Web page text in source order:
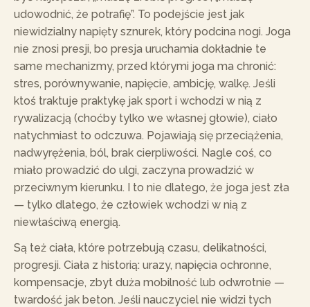
udowodnić, że potrafię”. To podejście jest jak
niewidzialny napięty sznurek, który podcina nogi. Joga
nie znosi presji, bo presja uruchamia dokładnie te
same mechanizmy, przed którymi joga ma chronić:
stres, porównywanie, napięcie, ambicję, walkę. Jeśli
ktoś traktuje praktykę jak sport i wchodzi w nią z
rywalizacją (choćby tylko we własnej głowie), ciało
natychmiast to odczuwa. Pojawiają się przeciążenia,
nadwyrężenia, ból, brak cierpliwości. Nagle coś, co
miało prowadzić do ulgi, zaczyna prowadzić w
przeciwnym kierunku. I to nie dlatego, że joga jest zła
— tylko dlatego, że człowiek wchodzi w nią z
niewłaściwą energią.
Są też ciała, które potrzebują czasu, delikatności,
progresji. Ciała z historią: urazy, napięcia ochronne,
kompensacje, zbyt duża mobilność lub odwrotnie —
twardość jak beton. Jeśli nauczyciel nie widzi tych